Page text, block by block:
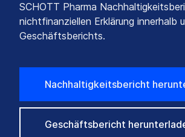
SCHOTT Pharma
nichtfinanziellen Erklärung innerhalb
Geschäftsberichts.
Nachhaltigkeitsbericht
Geschäftsbericht